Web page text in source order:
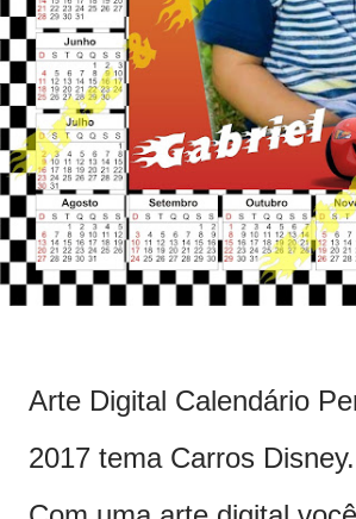
Arte Digital Calendário
2017 tema Carros Disney.